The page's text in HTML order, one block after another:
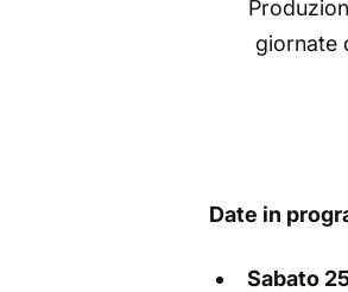
giornate
Date in
Sabato